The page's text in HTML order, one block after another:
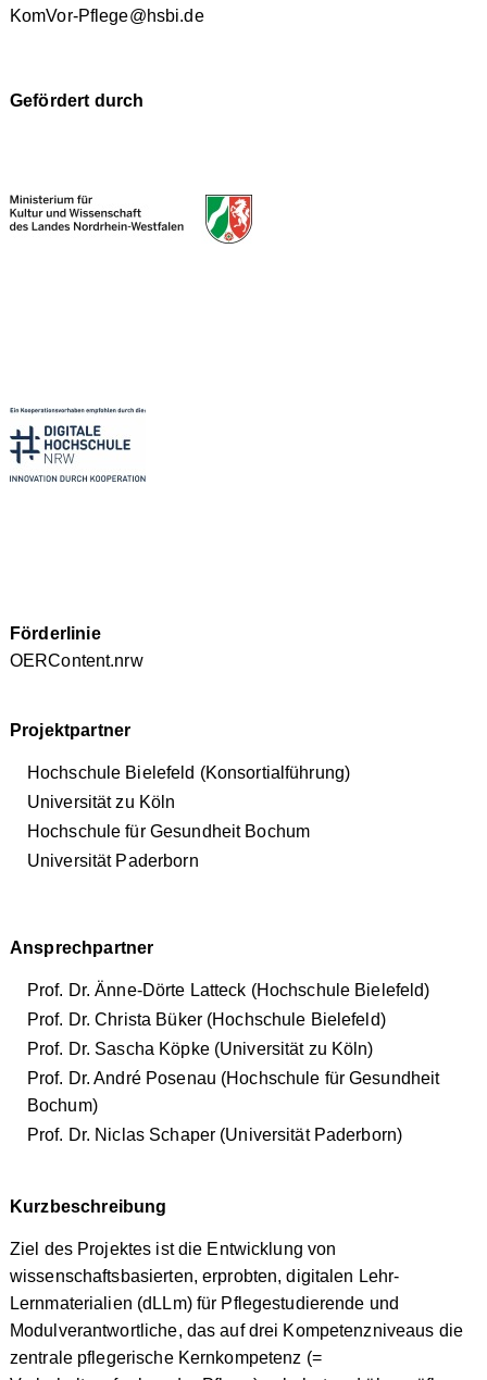
KomVor-Pflege@hsbi.de
Gefördert durch
Förderlinie
OERContent.nrw
Projektpartner
Hochschule Bielefeld (Konsortialführung)
Universität zu Köln
Hochschule für Gesundheit Bochum
Universität Paderborn
Ansprechpartner
Prof. Dr. Änne-Dörte Latteck (Hochschule Bielefeld)
Prof. Dr. Christa Büker (Hochschule Bielefeld)
Prof. Dr. Sascha Köpke (Universität zu Köln)
Prof. Dr. André Posenau (Hochschule für Gesundheit
Bochum)
Prof. Dr. Niclas Schaper (Universität Paderborn)
Kurzbeschreibung
Ziel des Projektes ist die Entwicklung von
wissenschaftsbasierten, erprobten, digitalen Lehr-
Lernmaterialien (dLLm) für Pflegestudierende und
Modulverantwortliche, das auf drei Kompetenzniveaus die
zentrale pflegerische Kernkompetenz (=